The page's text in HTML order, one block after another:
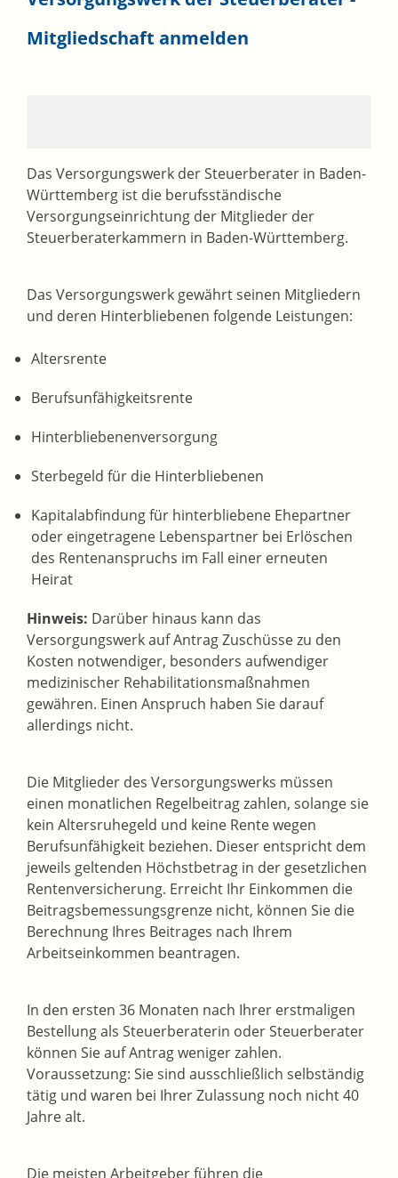
Mitgliedschaft anmelden
Das Versorgungswerk der Steuerberater in Baden-
Württemberg ist die berufsständische
Versorgungseinrichtung der Mitglieder der
Steuerberaterkammern in Baden-Württemberg.
Das Versorgungswerk gewährt seinen Mitgliedern
und deren Hinterbliebenen folgende Leistungen:
Altersrente
Berufsunfähigkeitsrente
Hinterbliebenenversorgung
Sterbegeld für die Hinterbliebenen
Kapitalabfindung für hinterbliebene Ehepartner
oder eingetragene Lebenspartner bei Erlöschen
des Rentenanspruchs im Fall einer erneuten
Heirat
Hinweis: Darüber hinaus kann das
Versorgungswerk auf Antrag Zuschüsse zu den
Kosten notwendiger, besonders aufwendiger
medizinischer Rehabilitationsmaßnahmen
gewähren. Einen Anspruch haben Sie darauf
allerdings nicht.
Die Mitglieder des Versorgungswerks müssen
einen monatlichen Regelbeitrag zahlen, solange sie
kein Altersruhegeld und keine Rente wegen
Berufsunfähigkeit beziehen. Dieser entspricht dem
jeweils geltenden Höchstbetrag in der gesetzlichen
Rentenversicherung. Erreicht Ihr Einkommen die
Beitragsbemessungsgrenze nicht, können Sie die
Berechnung Ihres Beitrages nach Ihrem
Arbeitseinkommen beantragen.
In den ersten 36 Monaten nach Ihrer erstmaligen
Bestellung als Steuerberaterin oder Steuerberater
können Sie auf Antrag weniger zahlen.
Voraussetzung: Sie sind ausschließlich selbständig
tätig und waren bei Ihrer Zulassung noch nicht 40
Jahre alt.
Die meisten Arbeitgeber führen die